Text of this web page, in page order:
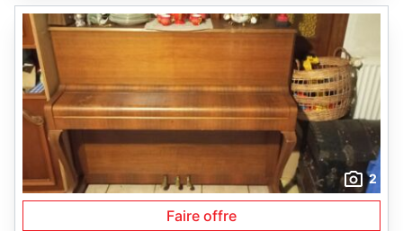
2
Faire offre